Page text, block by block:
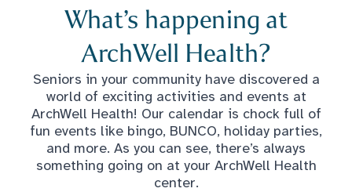
What’s happening at
ArchWell Health?
Seniors in your community have discovered a
world of exciting activities and events at
ArchWell Health! Our calendar is chock full of
fun events like bingo, BUNCO, holiday parties,
and more. As you can see, there’s always
something going on at your ArchWell Health
center.